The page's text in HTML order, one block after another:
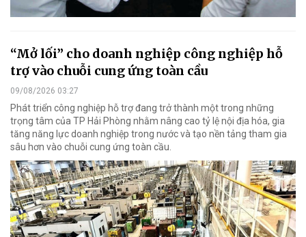
“Mở lối” cho doanh nghiệp công nghiệp hỗ
trợ vào chuỗi cung ứng toàn cầu
09/08/2026 03:27
Phát triển công nghiệp hỗ trợ đang trở thành một trong những
trọng tâm của TP Hải Phòng nhằm nâng cao tỷ lệ nội địa hóa, gia
tăng năng lực doanh nghiệp trong nước và tạo nền tảng tham gia
sâu hơn vào chuỗi cung ứng toàn cầu.